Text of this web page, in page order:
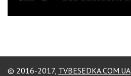
© 2016-2017, TVBESEDKA.COM.UA